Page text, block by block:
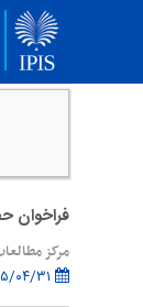
فراخوان
مرکز